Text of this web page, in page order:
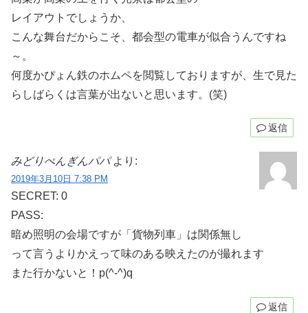
レイアウトでしょうか、
こんな舞台だからこそ、都会型の電車が似合うんですね
～。
何度かぴょん鉄のホムペを閲覧しておりますが、生で見た
らしばらくは言葉が出ないと思います。(笑)
返信
みどりぺんぎんパパ より:
2019年3月10日 7:38 PM
SECRET: 0
PASS:
暗め照明の会場ですが「貨物列車」は関係無し
って言うよりかえって味のある映えたのが撮れます
また行かないと！p(^-^)q
返信